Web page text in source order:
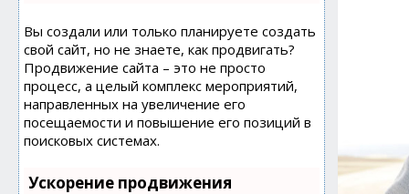
Вы создали или только планируете создать
свой сайт, но не знаете, как продвигать?
Продвижение сайта – это не просто
процесс, а целый комплекс мероприятий,
направленных на увеличение его
посещаемости и повышение его позиций в
поисковых системах.
Ускорение продвижения